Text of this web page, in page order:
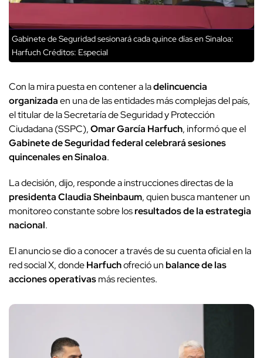
Gabinete de Seguridad sesionará cada quince días en Sinaloa:
Harfuch Créditos: Especial
Con la mira puesta en contener a ladelincuencia
organizadaen una de las entidades más complejas del país,
el titular de la Secretaría de Seguridad y Protección
Ciudadana (SSPC),Omar García Harfuch, informó que el
Gabinete de Seguridad federal celebrará sesiones
quincenales en Sinaloa.
La decisión, dijo, responde a instrucciones directas de la
presidentaClaudia Sheinbaum, quien busca mantener un
monitoreo constante sobre losresultados de la estrategia
nacional.
El anuncio se dio a conocer a través de su cuenta oficial en la
red social X, dondeHarfuchofreció unbalance de las
acciones operativasmás recientes.